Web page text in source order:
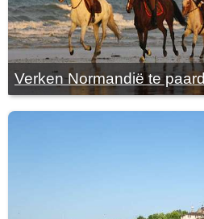
Verken Normandië te paard